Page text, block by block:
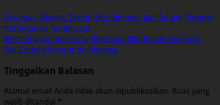
Post
navigation
Previous: Majelis Taklim Nur Rahmat, Jadi Ruang Perekat
Perempuan Tanah Laut
Next: Warga Tala Harap Bantuan SIM Buruh Berlanjut,
Tak Cuma Momentum Mayday
Tinggalkan Balasan
Alamat email Anda tidak akan dipublikasikan. Ruas yang
wajib ditandai *